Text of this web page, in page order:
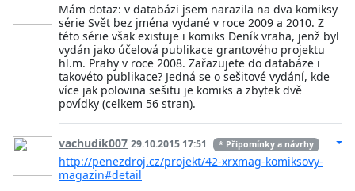
Mám dotaz: v databázi jsem narazila na dva komiksy
série Svět bez jména vydané v roce 2009 a 2010. Z
této série však existuje i komiks Deník vraha, jenž byl
vydán jako účelová publikace grantového projektu
hl.m. Prahy v roce 2008. Zařazujete do databáze i
takovéto publikace? Jedná se o sešitové vydání, kde
více jak polovina sešitu je komiks a zbytek dvě
povídky (celkem 56 stran).
vachudik007 29.10.2015 17:51 * Připomínky a návrhy
http://penezdroj.cz/projekt/42-xrxmag-komiksovy-
magazin#detail